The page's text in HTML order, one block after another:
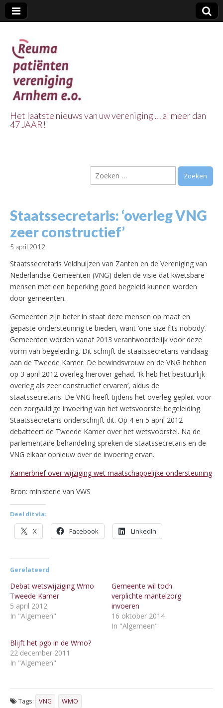
Vereniging
Arnhem e.o.
Het laatste nieuws van uw vereniging … al meer dan
47 JAAR!
Zoeken
naar:
Staatssecretaris: ‘overleg VNG
zeer constructief’
5 april 2012
Staatssecretaris Veldhuijzen van Zanten en de Vereniging van
Nederlandse Gemeenten (VNG) delen de visie dat kwetsbare
mensen met een beperking goed begeleid kunnen worden
door gemeenten.
Gemeenten zijn beter in staat deze mensen op maat en
gepaste ondersteuning te bieden, want ‘one size fits nobody’.
Gemeenten worden vanaf 2013 verantwoordelijk voor deze
vorm van begeleiding. Dit schrijft de staatssecretaris vandaag
aan de Tweede Kamer. De bewindsvrouw en de VNG hebben
op 3 april 2012 overleg hierover gehad. ‘Ik heb het bestuurlijk
overleg als zeer constructief ervaren’, aldus de
staatssecretaris. De VNG heeft tijdens het overleg gepleit voor
een zorgvuldige invoering van het wetsvoorstel begeleiding.
Staatssecretaris onderschrijft dit. Op 4 en 5 april 2012
debatteert de Tweede Kamer over het wetsvoorstel. Na de
parlementaire behandeling spreken de staatssecretaris en de
VNG elkaar opnieuw over de invoering ervan.
Kamerbrief over wijziging wet maatschappelijke ondersteuning
Bron: ministerie van VWS
Deel dit via:
X Facebook LinkedIn
Gerelateerd
Debat wetswijziging Wmo
Tweede Kamer
5 april 2012
In "Algemeen"
Gemeente wil toch
verplichte mantelzorg
invoeren
16 oktober 2014
In "Algemeen"
Blijft het pgb in de Wmo?
22 december 2011
In "Algemeen"
Tags: VNG WMO